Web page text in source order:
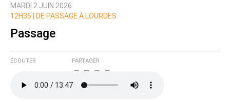
MARDI 2 JUIN 2026
12H35 |
DE PASSAGE À LOURDES
Passage
ÉCOUTER PARTAGER